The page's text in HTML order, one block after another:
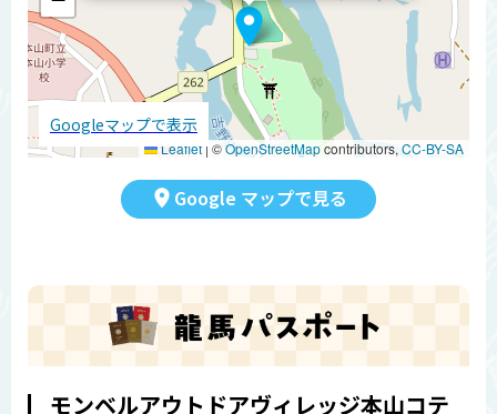
Leaflet | ©OpenStreetMapcontributors,CC-BY-SA
Googleマップで表示
Google マップで見る
モンベルアウトドアヴィレッジ本山コテ